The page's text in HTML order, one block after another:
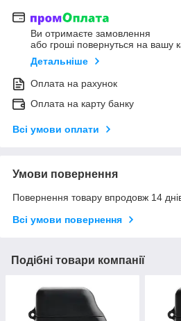
Ви отримаєте замовлення
або гроші повернуться на вашу
Детальніше
Оплата на рахунок
Оплата на карту банку
Всі умови оплати
Умови повернення
Повернення товару впродовж 14
Всі умови повернення
Подібні товари компанії